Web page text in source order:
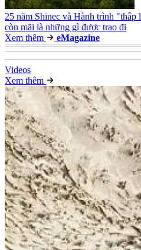
25 năm Shinec và Hành trình
còn mãi là những gì được trao đi
Xem thêm
eMagazine
Videos
Xem thêm